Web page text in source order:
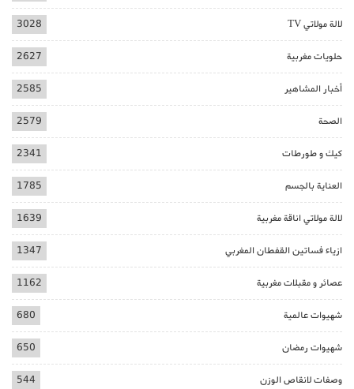
لالة مولاتي TV 3028
حلويات مغربية 2627
أخبار المشاهير 2585
الصحة 2579
كيك و طورطات 2341
العناية بالجسم 1785
لالة مولاتي اناقة مغربية 1639
ازياء فساتين القفطان المغربي 1347
عصائر و مقبلات مغربية 1162
شهيوات عالمية 680
شهيوات رمضان 650
وصفات لانقاص الوزن 544